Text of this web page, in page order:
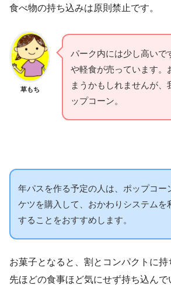
食べ物の持ち込みは原則禁止です。
草もち
パーク内には少し高いで
や軽食が売っています。
まうかもしれませんが、
ップコーン。
年パスを作る予定の人は、ポップコー
ケツを購入して、おかわりシステムを
することをおすすめします。
お菓子となると、割とコンパクトに
先ほどの食事ほど気にせず持ち込ん